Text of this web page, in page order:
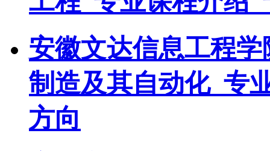
安徽文达信息工程
制造及其自动化_专
方向